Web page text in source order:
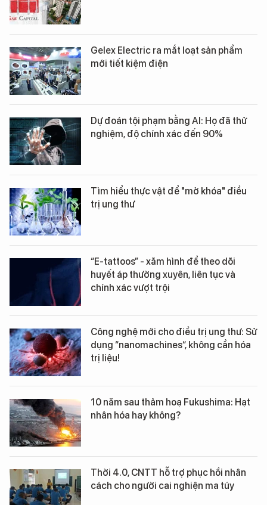
Gelex Electric ra mắt loạt sản phẩm
mới tiết kiệm điện
Dự đoán tội phạm bằng AI: Họ đã thử
nghiệm, độ chính xác đến 90%
Tìm hiểu thực vật để "mở khóa" điều
trị ung thư
“E-tattoos” - xăm hình để theo dõi
huyết áp thường xuyên, liên tục và
chính xác vượt trội
Công nghệ mới cho điều trị ung thư: Sử
dụng “nanomachines“, không cần hóa
trị liệu!
10 năm sau thảm hoạ Fukushima: Hạt
nhân hóa hay không?
Thời 4.0, CNTT hỗ trợ phục hồi nhân
cách cho người cai nghiện ma túy